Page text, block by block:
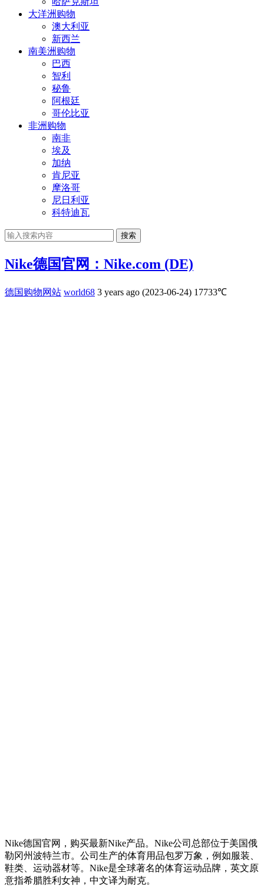
大洋洲购物
澳大利亚
新西兰
南美洲购物
巴西
智利
秘鲁
阿根廷
哥伦比亚
非洲购物
南非
埃及
加纳
肯尼亚
摩洛哥
尼日利亚
科特迪瓦
搜索
Nike德国官网：Nike.com (DE)
德国购物网站 world68 3 years ago (2023-06-24) 17733℃
Nike德国官网，购买最新Nike产品。Nike公司总部位于美国俄
勒冈州波特兰市。公司生产的体育用品包罗万象，例如服装、
鞋类、运动器材等。Nike是全球著名的体育运动品牌，英文原
意指希腊胜利女神，中文译为耐克。